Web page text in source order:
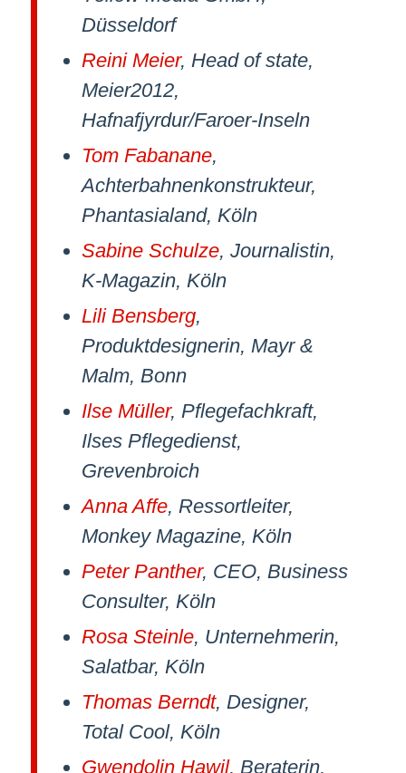
Düsseldorf
Reini Meier, Head of state,
Meier2012,
Hafnafjyrdur/Faroer-Inseln
Tom Fabanane,
Achterbahnenkonstrukteur,
Phantasialand, Köln
Sabine Schulze, Journalistin,
K-Magazin, Köln
Lili Bensberg,
Produktdesignerin, Mayr &
Malm, Bonn
Ilse Müller, Pflegefachkraft,
Ilses Pflegedienst,
Grevenbroich
Anna Affe, Ressortleiter,
Monkey Magazine, Köln
Peter Panther, CEO, Business
Consulter, Köln
Rosa Steinle, Unternehmerin,
Salatbar, Köln
Thomas Berndt, Designer,
Total Cool, Köln
Gwendolin Hawil, Beraterin,